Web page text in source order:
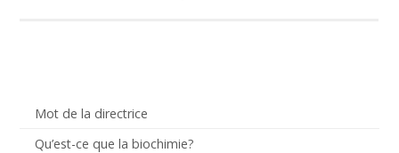
Mot de la directrice
Qu’est-ce que la biochimie?